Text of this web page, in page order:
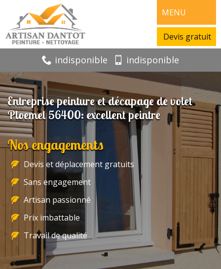
MENU
Devis gratuit
indisponible indisponible
Entreprise peinture et décapage de volet
Ploemel 56400: excellent peintre
Nos engagements
Devis et déplacement gratuits
Sans engagement
Artisan passionné
Prix imbattable
Travail de qualité